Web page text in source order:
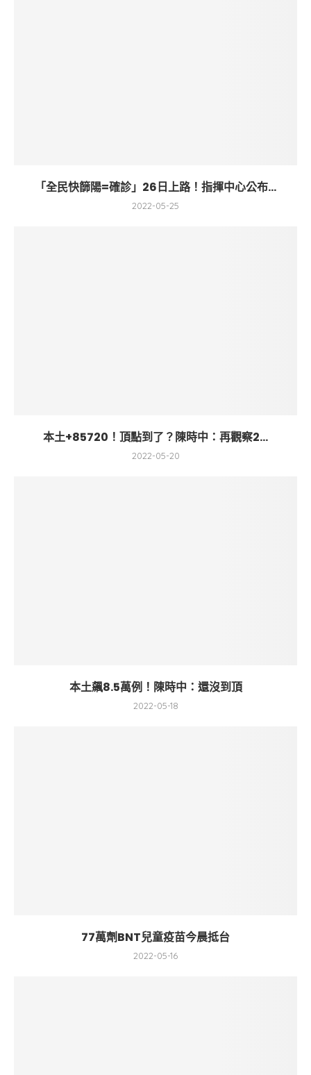
「全民快篩陽=確診」26日上路！指揮中心公布...
2022-05-25
本土+85720！頂點到了？陳時中：再觀察2...
2022-05-20
本土飆8.5萬例！陳時中：還沒到頂
2022-05-18
77萬劑BNT兒童疫苗今晨抵台
2022-05-16